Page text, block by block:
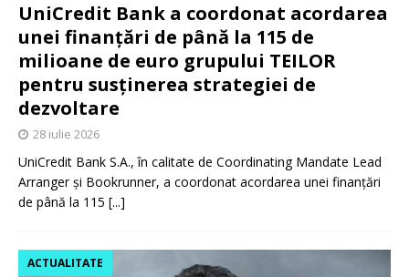
UniCredit Bank a coordonat acordarea
unei finanțări de până la 115 de
milioane de euro grupului TEILOR
pentru susținerea strategiei de
dezvoltare
28 iulie 2026
UniCredit Bank S.A., în calitate de Coordinating Mandate Lead
Arranger și Bookrunner, a coordonat acordarea unei finanțări
de până la 115 [...]
ACTUALITATE